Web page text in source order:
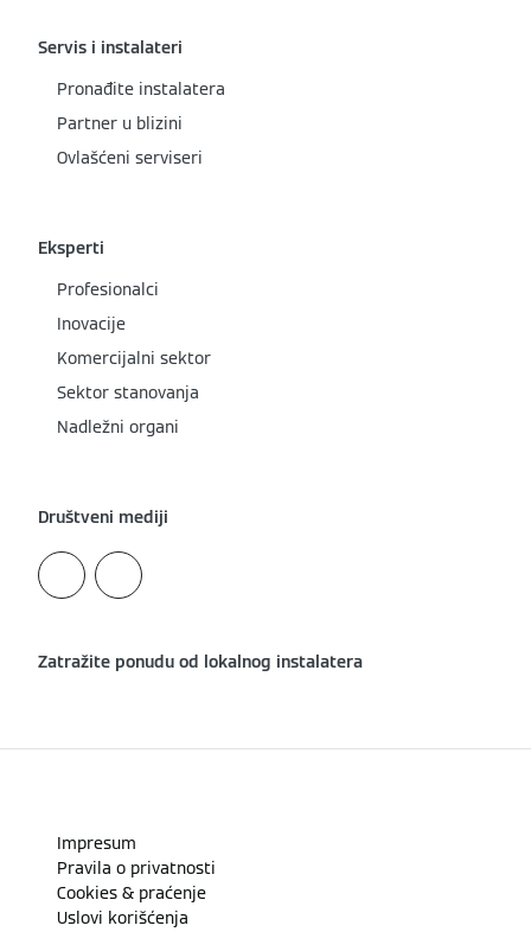
Servis i instalateri
Pronađite instalatera
Partner u blizini
Ovlašćeni serviseri
Eksperti
Profesionalci
Inovacije
Komercijalni sektor
Sektor stanovanja
Nadležni organi
Društveni mediji
Zatražite ponudu od lokalnog instalatera
Impresum
Pravila o privatnosti
Cookies & praćenje
Uslovi korišćenja